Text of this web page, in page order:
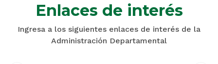
Enlaces de interés
Ingresa a los siguientes enlaces de interés de la
Administración Departamental